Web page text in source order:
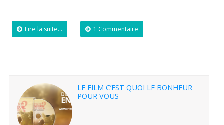
Lire la suite... 1 Commentaire
LE FILM C’EST QUOI LE BONHEUR
POUR VOUS